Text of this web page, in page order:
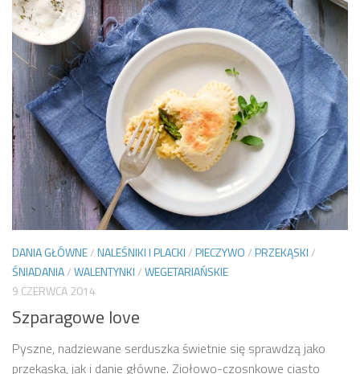
DANIA GŁÓWNE/NALEŚNIKI I PLACKI/PIECZYWO/PRZEKĄSKI/
ŚNIADANIA/WALENTYNKI/WEGETARIAŃSKIE
9 CZERWCA 2014
Szparagowe love
Pyszne, nadziewane serduszka świetnie się sprawdzą jako
przekąska, jak i danie główne. Ziołowo-czosnkowe ciasto